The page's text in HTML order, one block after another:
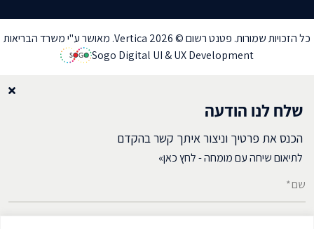
כל הזכויות שמורות. פטנט רשום © Vertica 2026. מאושר ע"י משרד הבריאות
Sogo Digital UI & UX Development
שלח לנו הודעה
הכנס את פרטיך וניצור איתך קשר בהקדם
לתיאום שיחה עם מומחה - לחץ כאן»
שם*
דואל*